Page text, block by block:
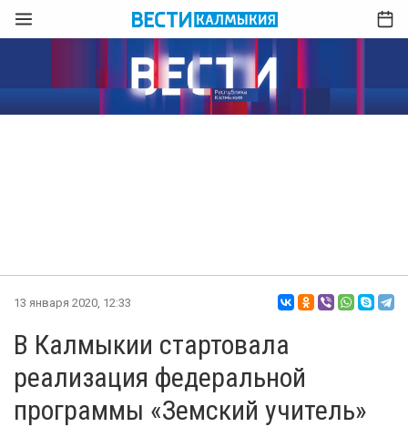
13 января 2020, 12:33
В Калмыкии стартовала
реализация федеральной
программы «Земский учитель»